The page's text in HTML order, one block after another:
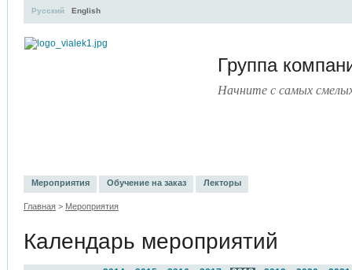
Группа
Начните с самых
Русский English
Мероприятия Обучение на заказ Лекторы
Главная > Мероприятия
Календарь мероприятий